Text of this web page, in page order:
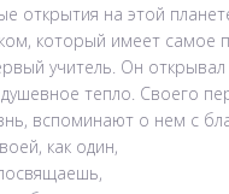
открытия на этой
который имеет самое
учитель. Он
тепло. Своего
вспоминают о нем с
как один,